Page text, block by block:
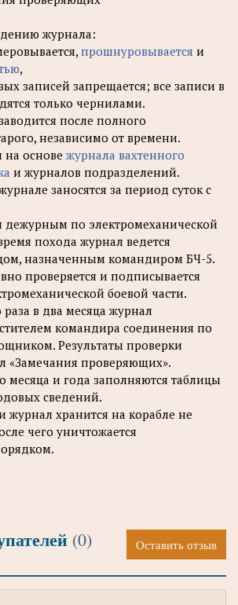
журнала:
прошнуровывается и
,
записей запрещается; все записи в
только чернилами.
после полного
независимо от времени.
на основе журнала вахтенного
и журналов подразделений.
заносятся за период суток с
дежурным по электромеханической
похода журнал ведется
назначенным командиром БЧ-5.
проверяется и подписывается
боевой части.
в два месяца журнал
командира соединения по
Результаты проверки
«Замечания проверяющих».
месяца и года заполняются таблицы
сведений.
журнал хранится на корабле не
чего уничтожается
(0) Оставить отзыв